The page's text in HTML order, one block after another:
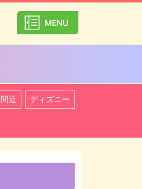
近 ディズニー